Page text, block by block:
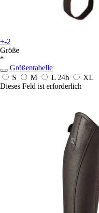
+-2
Größe
*
Größentabelle
S
M L 24h
XL
Dieses Feld ist erforderlich